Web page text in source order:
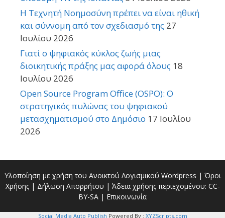
Η Τεχνητή Νοημοσύνη πρέπει να είναι ηθική
και σύννομη από τον σχεδιασμό της 27
Ιουλίου 2026
Γιατί ο ψηφιακός κύκλος ζωής μιας
διοικητικής πράξης μας αφορά όλους 18
Ιουλίου 2026
Open Source Program Office (OSPO): Ο
στρατηγικός πυλώνας του ψηφιακού
μετασχηματισμού στο Δημόσιο 17 Ιουλίου
2026
Υλοποίηση με χρήση του Ανοικτού Λογισμικού Wordpress | Όροι
Χρήσης| Δήλωση Απορρήτου | Άδεια χρήσης περιεχομένου: CC-
BY-SA | Επικοινωνία
Social Media Auto Publish Powered By : XYZScripts.com